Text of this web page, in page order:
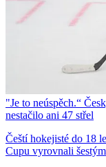
"Je to neúspěch.“
nestačilo ani 47 střel
Čeští hokejisté do 18
Cupu vyrovnali